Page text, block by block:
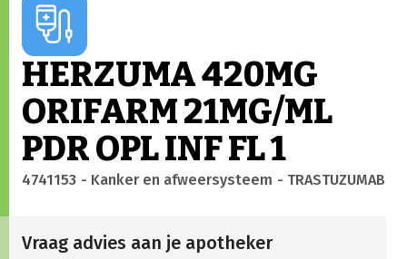
HERZUMA 420MG
ORIFARM 21MG/ML
PDR OPL INF FL 1
4741153 - Kanker en afweersysteem - TRASTUZUMAB
Vraag advies aan je apotheker